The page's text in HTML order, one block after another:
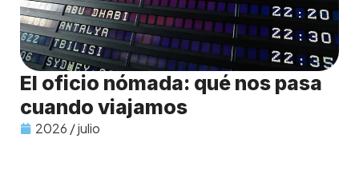
El oficio nómada: qué nos pasa
cuando viajamos
2026 / julio